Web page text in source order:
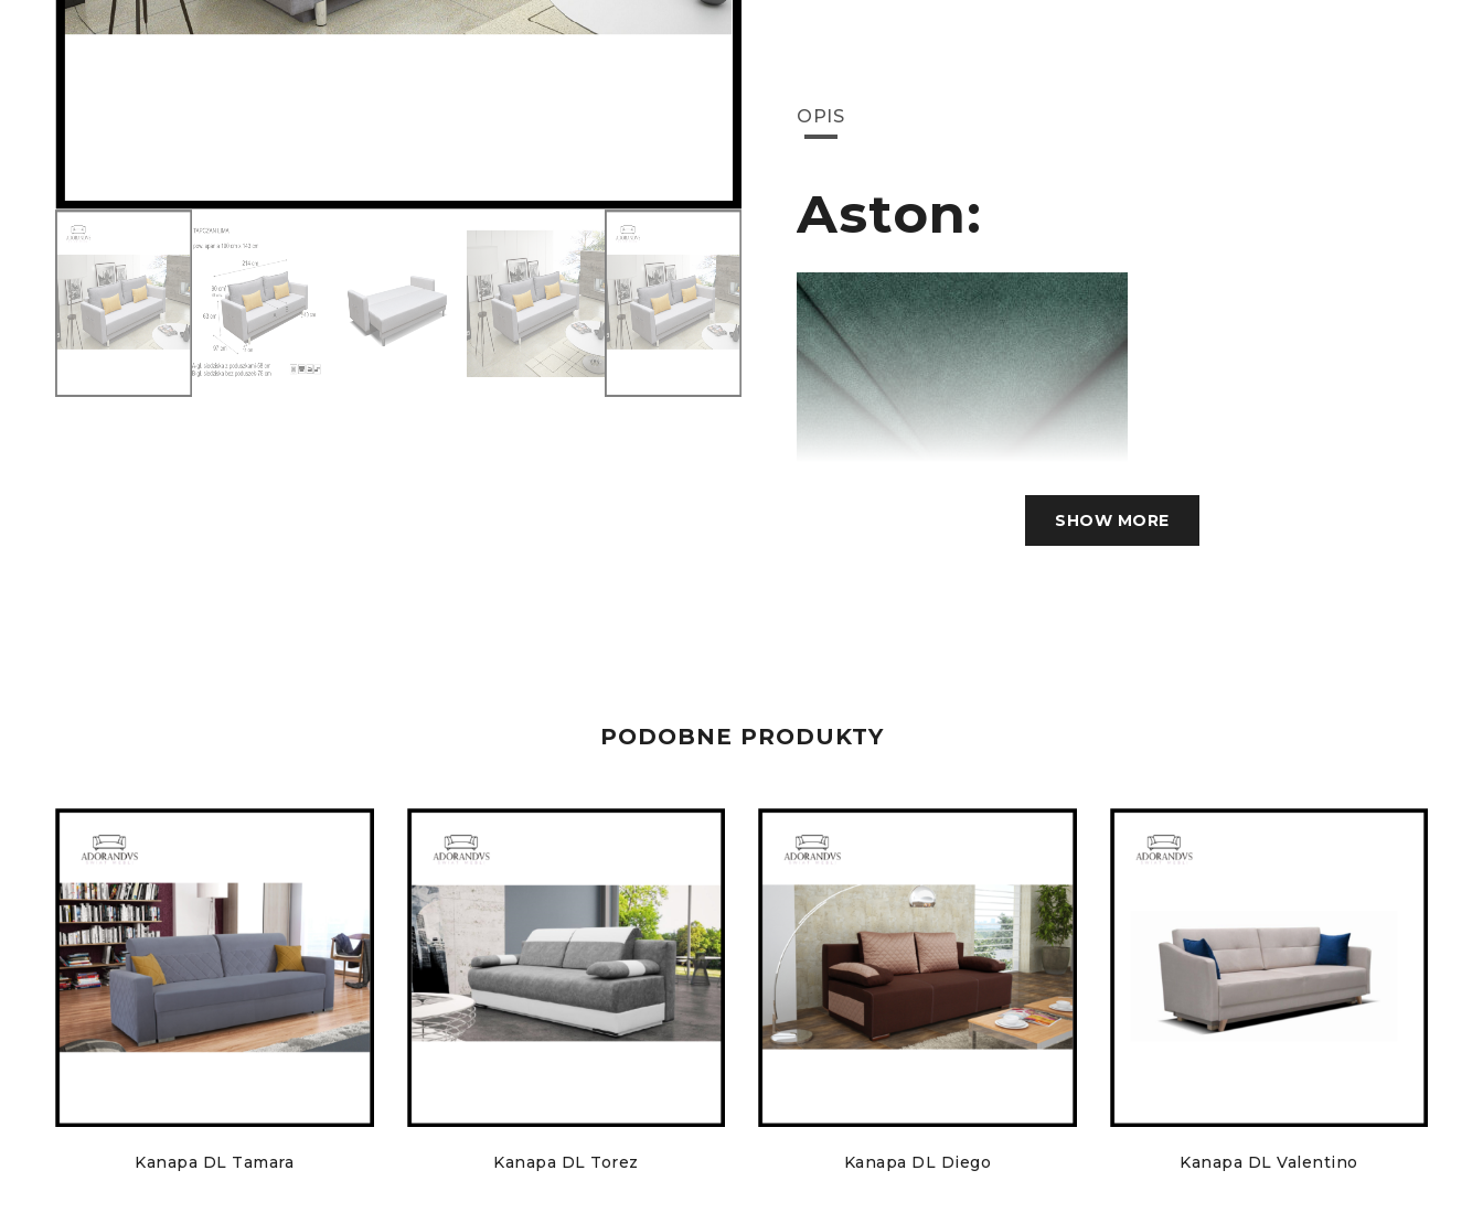
OPIS
Aston:
SHOW MORE
PODOBNE PRODUKTY
Kanapa DL Tamara Kanapa DL Torez Kanapa DL Diego Kanapa DL Valentino